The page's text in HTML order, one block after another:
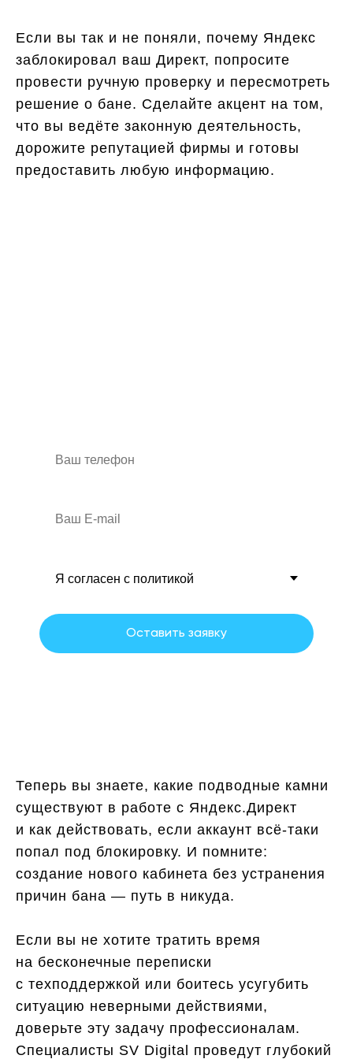
Если вы так и не поняли, почему Яндекс
заблокировал ваш Директ, попросите
провести ручную проверку и пересмотреть
решение о бане. Сделайте акцент на том,
что вы ведёте законную деятельность,
дорожите репутацией фирмы и готовы
предоставить любую информацию.
Оставить заявку
Теперь вы знаете, какие подводные камни
существуют в работе c Яндекс.Директ
и как действовать, если аккаунт всё-таки
попал под блокировку. И помните:
создание нового кабинета без устранения
причин бана — путь в никуда.
Если вы не хотите тратить время
на бесконечные переписки
с техподдержкой или боитесь усугубить
ситуацию неверными действиями,
доверьте эту задачу профессионалам.
Специалисты SV Digital проведут глубокий